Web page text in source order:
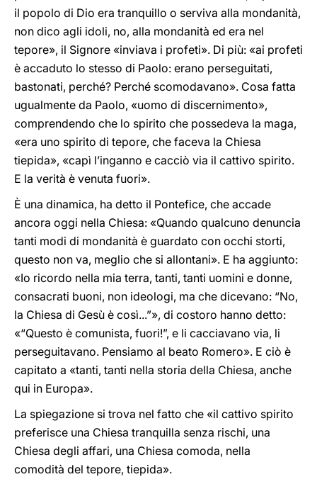
il popolo di Dio era tranquillo o serviva alla mondanità,
non dico agli idoli, no, alla mondanità ed era nel
tepore», il Signore «inviava i profeti». Di più: «ai profeti
è accaduto lo stesso di Paolo: erano perseguitati,
bastonati, perché? Perché scomodavano». Cosa fatta
ugualmente da Paolo, «uomo di discernimento»,
comprendendo che lo spirito che possedeva la maga,
«era uno spirito di tepore, che faceva la Chiesa
tiepida», «capì l’inganno e cacciò via il cattivo spirito.
E la verità è venuta fuori».
È una dinamica, ha detto il Pontefice, che accade
ancora oggi nella Chiesa: «Quando qualcuno denuncia
tanti modi di mondanità è guardato con occhi storti,
questo non va, meglio che si allontani». E ha aggiunto:
«Io ricordo nella mia terra, tanti, tanti uomini e donne,
consacrati buoni, non ideologi, ma che dicevano: “No,
la Chiesa di Gesù è così...”», di costoro hanno detto:
«“Questo è comunista, fuori!”, e li cacciavano via, li
perseguitavano. Pensiamo al beato Romero». E ciò è
capitato a «tanti, tanti nella storia della Chiesa, anche
qui in Europa».
La spiegazione si trova nel fatto che «il cattivo spirito
preferisce una Chiesa tranquilla senza rischi, una
Chiesa degli affari, una Chiesa comoda, nella
comodità del tepore, tiepida».